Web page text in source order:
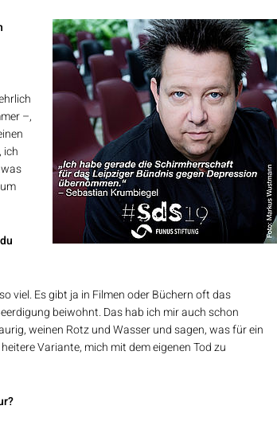
–,
ich
viel. Es gibt ja in Filmen oder Büchern oft das
beiwohnt. Das hab ich mir auch schon
weinen Rotz und Wasser und sagen, was für ein
Variante, mich mit dem eigenen Tod zu